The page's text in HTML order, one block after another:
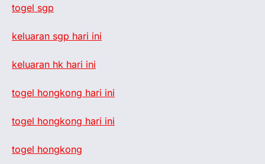
togel sgp
keluaran sgp hari ini
keluaran hk hari ini
togel hongkong hari ini
togel hongkong hari ini
togel hongkong